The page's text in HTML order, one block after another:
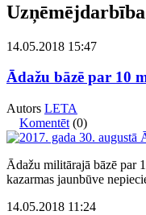
Uzņēmējdarbība
14.05.2018 15:47
Ādažu bāzē par 10
Autors LETA
Komentēt (0)
Ādažu militārajā bāzē par
kazarmas jaunbūve
14.05.2018 11:24